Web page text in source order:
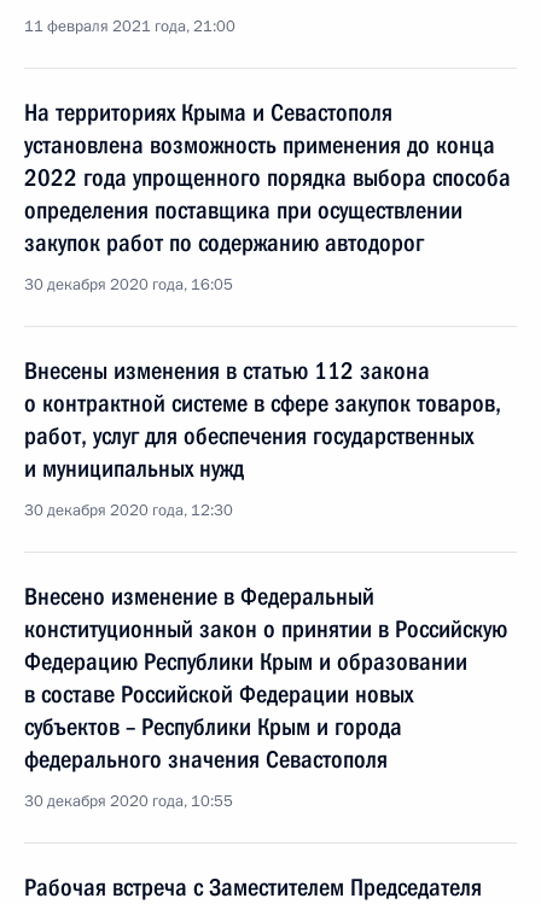
11 февраля 2021 года, 21:00
На территориях Крыма и Севастополя
установлена возможность применения до конца
2022 года упрощенного порядка выбора способа
определения поставщика при осуществлении
закупок работ по содержанию автодорог
30 декабря 2020 года, 16:05
Внесены изменения в статью 112 закона
о контрактной системе в сфере закупок товаров,
работ, услуг для обеспечения государственных
и муниципальных нужд
30 декабря 2020 года, 12:30
Внесено изменение в Федеральный
конституционный закон о принятии в Российскую
Федерацию Республики Крым и образовании
в составе Российской Федерации новых
субъектов – Республики Крым и города
федерального значения Севастополя
30 декабря 2020 года, 10:55
Рабочая встреча с Заместителем Председателя